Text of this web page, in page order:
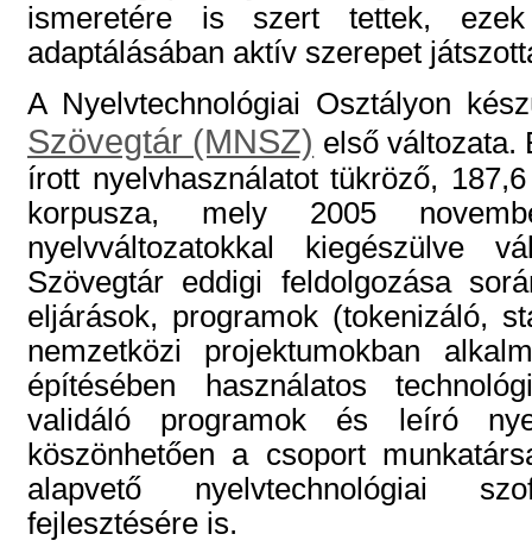
ismeretére is szert tettek,
adaptálásában aktív szerepet
A Nyelvtechnológiai Osztályon
Szövegtár (MNSZ) első változata.
írott nyelvhasználatot tükröző,
korpusza, mely 2005
nyelvváltozatokkal kiegészülve
Szövegtár eddigi feldolgozása
eljárások, programok (tokenizáló,
nemzetközi projektumokban
építésében használatos
validáló programok és leíró
köszönhetően a csoport
alapvető nyelvtechnológiai
fejlesztésére is.